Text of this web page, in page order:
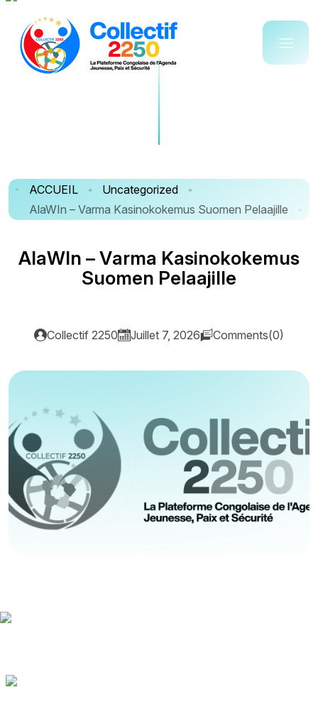
ACCUEIL
Uncategorized
AlaWIn – Varma Kasinokokemus Suomen Pelaajille
AlaWIn –Varma Kasinokokemus
Suomen Pelaajille
Collectif 2250 Juillet 7, 2026 Comments(0)